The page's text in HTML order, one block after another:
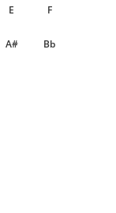
E F
A# Bb